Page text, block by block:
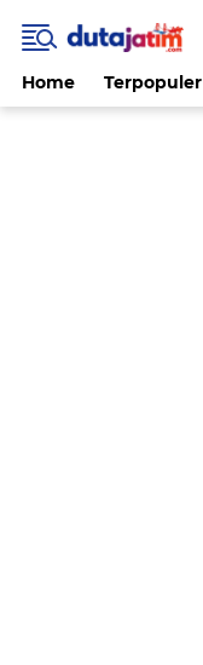
Home Terpopuler